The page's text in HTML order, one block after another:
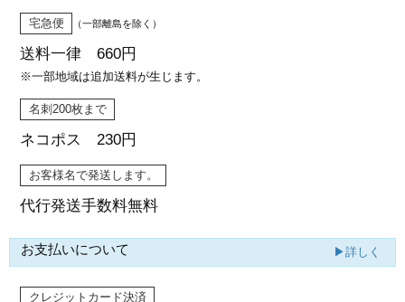
宅急便 （一部離島を除く）
送料一律 660円
※一部地域は追加送料が生じます。
名刺200枚まで
ネコポス 230円
お客様名で発送します。
代行発送手数料無料
お支払いについて ▶詳しく
クレジットカード決済